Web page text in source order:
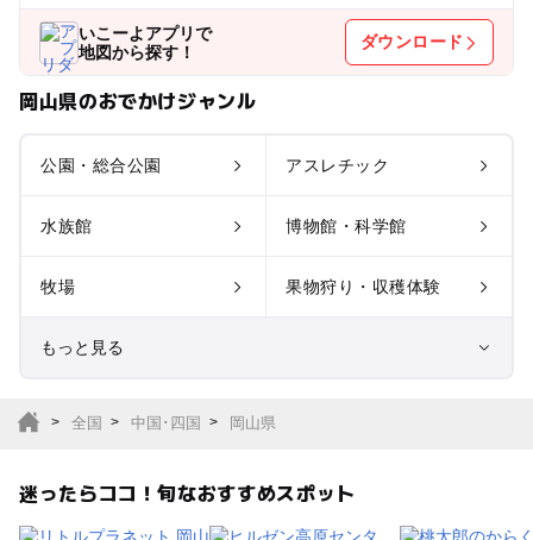
いこーよアプリで
地図から探す！
ダウンロード
岡山県のおでかけジャンル
公園・総合公園 アスレチック
水族館 博物館・科学館
牧場 果物狩り・収穫体験
もっと見る
サファリパーク
植物園・フラワーパー
全国 中国･四国 岡山県
迷ったらココ！旬なおすすめスポット